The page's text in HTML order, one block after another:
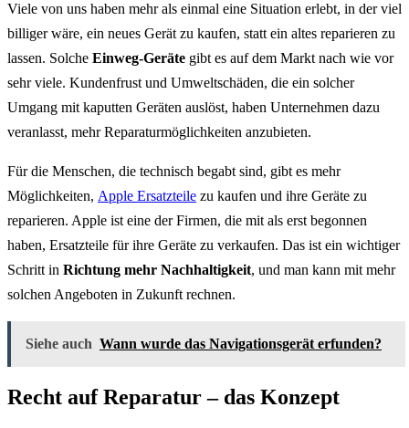
Viele von uns haben mehr als einmal eine Situation erlebt, in der viel
billiger wäre, ein neues Gerät zu kaufen, statt ein altes reparieren zu
lassen. Solche Einweg-Geräte gibt es auf dem Markt nach wie vor
sehr viele. Kundenfrust und Umweltschäden, die ein solcher
Umgang mit kaputten Geräten auslöst, haben Unternehmen dazu
veranlasst, mehr Reparaturmöglichkeiten anzubieten.
Für die Menschen, die technisch begabt sind, gibt es mehr
Möglichkeiten, Apple Ersatzteile zu kaufen und ihre Geräte zu
reparieren. Apple ist eine der Firmen, die mit als erst begonnen
haben, Ersatzteile für ihre Geräte zu verkaufen. Das ist ein wichtiger
Schritt in Richtung mehr Nachhaltigkeit, und man kann mit mehr
solchen Angeboten in Zukunft rechnen.
Siehe auch Wann wurde das Navigationsgerät erfunden?
Recht auf Reparatur – das Konzept